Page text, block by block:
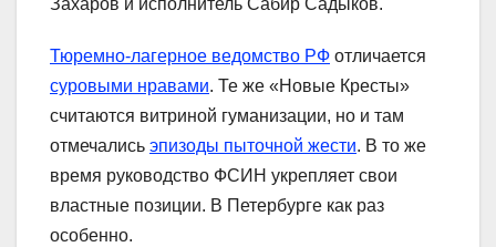
Захаров и исполнитель Сабир Садыков.
Тюремно-лагерное ведомство РФ отличается
суровыми нравами. Те же «Новые Кресты»
считаются витриной гуманизации, но и там
отмечались эпизоды пыточной жести. В то же
время руководство ФСИН укрепляет свои
властные позиции. В Петербурге как раз
особенно.